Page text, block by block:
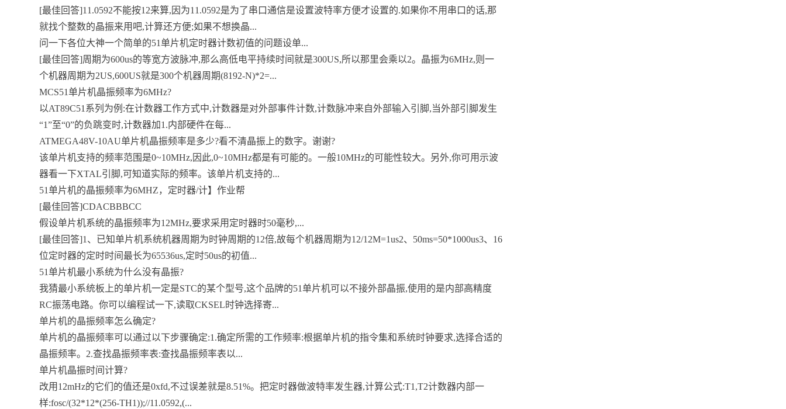
[最佳回答]11.0592不能按12来算,因为11.0592是为了串口通信是设置波特率方便才设置的.如果你不用串口的话,那
就找个整数的晶振来用吧,计算还方便;如果不想换晶...
问一下各位大神一个简单的51单片机定时器计数初值的问题设单...
[最佳回答]周期为600us的等宽方波脉冲,那么高低电平持续时间就是300US,所以那里会乘以2。晶振为6MHz,则一
个机器周期为2US,600US就是300个机器周期(8192-N)*2=...
MCS51单片机晶振频率为6MHz?
以AT89C51系列为例:在计数器工作方式中,计数器是对外部事件计数,计数脉冲来自外部输入引脚,当外部引脚发生
“1”至“0”的负跳变时,计数器加1.内部硬件在每...
ATMEGA48V-10AU单片机晶振频率是多少?看不清晶振上的数字。谢谢?
该单片机支持的频率范围是0~10MHz,因此,0~10MHz都是有可能的。一般10MHz的可能性较大。另外,你可用示波
器看一下XTAL引脚,可知道实际的频率。该单片机支持的...
51单片机的晶振频率为6MHZ，定时器/计】作业帮
[最佳回答]CDACBBBCC
假设单片机系统的晶振频率为12MHz,要求采用定时器时50毫秒,...
[最佳回答]1、已知单片机系统机器周期为时钟周期的12倍,故每个机器周期为12/12M=1us2、50ms=50*1000us3、16
位定时器的定时时间最长为65536us,定时50us的初值...
51单片机最小系统为什么没有晶振?
我猜最小系统板上的单片机一定是STC的某个型号,这个品牌的51单片机可以不接外部晶振,使用的是内部高精度
RC振荡电路。你可以编程试一下,读取CKSEL时钟选择寄...
单片机的晶振频率怎么确定?
单片机的晶振频率可以通过以下步骤确定:1.确定所需的工作频率:根据单片机的指令集和系统时钟要求,选择合适的
晶振频率。2.查找晶振频率表:查找晶振频率表以...
单片机晶振时间计算?
改用12mHz的它们的值还是0xfd,不过误差就是8.51%。把定时器做波特率发生器,计算公式:T1,T2计数器内部一
样:fosc/(32*12*(256-TH1));//11.0592,(...